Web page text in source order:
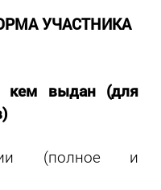
УЧАСТНИКА
кем выдан (для
(полное и